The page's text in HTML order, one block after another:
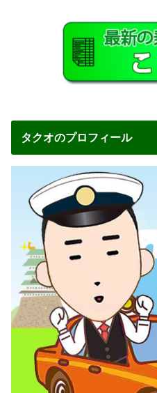
タクオのプロフィール